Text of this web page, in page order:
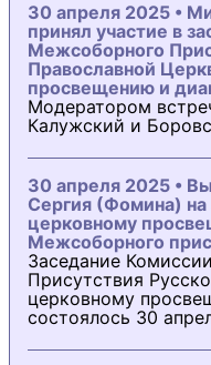
30 апреля 2025 •
принял участие в
Межсоборного
Православной
просвещению и
Модератором
Калужский и
30 апреля 2025 •
Сергия (Фомина) на
церковному
Межсоборного
Заседание
Присутствия
церковному
состоялось 30